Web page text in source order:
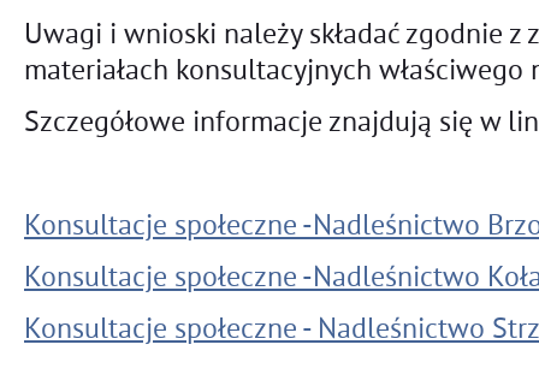
Uwagi i wnioski należy składać zgodnie z
materiałach konsultacyjnych właściwego
Szczegółowe informacje znajdują się w
Konsultacje społeczne -Nadleśnictwo
Konsultacje społeczne -Nadleśnictwo
Konsultacje społeczne - Nadleśnictwo